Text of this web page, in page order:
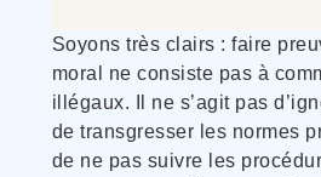
Soyons très clairs : faire
moral ne consiste pas à
illégaux. Il ne s’agit pas
de transgresser les normes
de ne pas suivre les